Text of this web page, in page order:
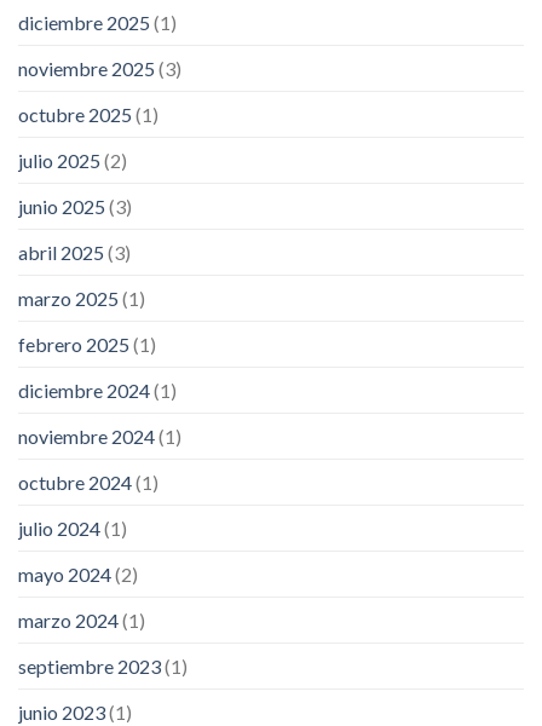
diciembre 2025 (1)
noviembre 2025 (3)
octubre 2025 (1)
julio 2025 (2)
junio 2025 (3)
abril 2025 (3)
marzo 2025 (1)
febrero 2025 (1)
diciembre 2024(1)
noviembre 2024(1)
octubre 2024(1)
julio 2024(1)
mayo 2024(2)
marzo 2024(1)
septiembre 2023(1)
junio 2023(1)